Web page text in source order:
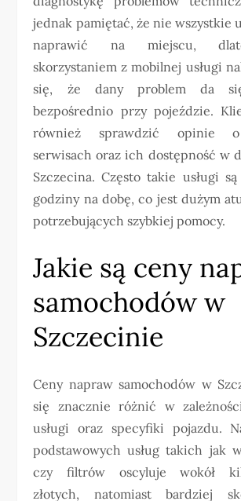
jednak pamiętać, że nie wszystkie
naprawić na miejscu,
skorzystaniem z mobilnej usługi
się, że dany problem da
bezpośrednio przy pojeździe.
również sprawdzić opinie o
serwisach oraz ich dostępność w
Szczecina. Często takie usługi
godziny na dobę, co jest dużym
potrzebujących szybkiej pomocy.
Jakie są ceny
samochodów w
Szczecinie
Ceny napraw samochodów w
się znacznie różnić w
usługi oraz specyfiki pojazdu.
podstawowych usług takich jak
czy filtrów oscyluje wokół
złotych, natomiast bardziej